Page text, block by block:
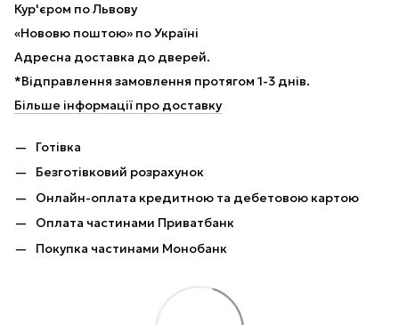
Кур'єром по Львову
«Нововю поштою» по Україні
Адресна доставка до дверей.
*Відправлення замовлення протягом 1-3 днів.
Більше інформації про доставку
Готівка
Безготівковий розрахунок
Онлайн-оплата кредитною та дебетовою картою
Оплата частинами Приватбанк
Покупка частинами Монобанк